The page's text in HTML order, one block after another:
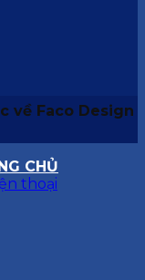
về Faco Design
CHỦ